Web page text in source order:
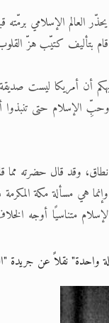
العالم الإسلامي
قام بتأليف كتيّب هزّ
أن أمريكا ليست
الإسلام حتى تنبذوا
وقد قال حضرته مما
هي مسألة مكة
متناسيًا أوجه الخلاف
نقلاً عن جريدة "الفضل"